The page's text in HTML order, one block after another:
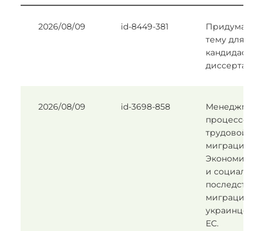
2026/08/09 id-8449-381
Придумать
тему для
диссертаци
2026/08/09 id-3698-858
Менеджмент
процессов
трудовой
миграции:
и
последствия
миграции
украинцев в
ЕС.